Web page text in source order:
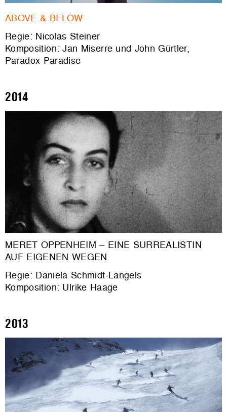
ABOVE & BELOW
Regie: Nicolas Steiner
Komposition: Jan Miserre und John Gürtler,
Paradox Paradise
2014
MERET OPPENHEIM–EINE SURREALISTIN
AUF EIGENEN WEGEN
Regie: Daniela Schmidt-Langels
Komposition: Ulrike Haage
2013